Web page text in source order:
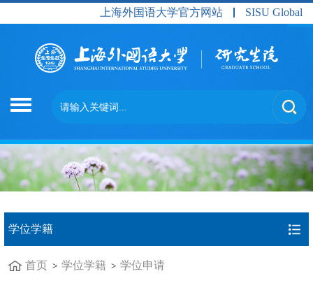
上海外国语大学官方网站 SISU Global
学位学籍
首页 学位学籍 学位申请